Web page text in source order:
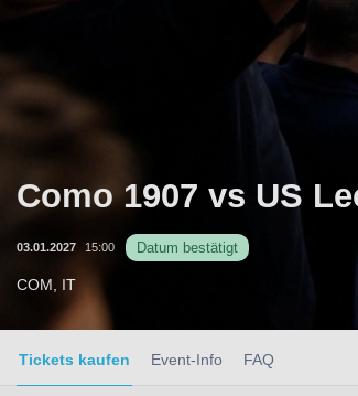
Como 1907 vs US
03.01.2027 15:00 Datum bestätigt
COM, IT
Tickets kaufen Event-Info FAQ